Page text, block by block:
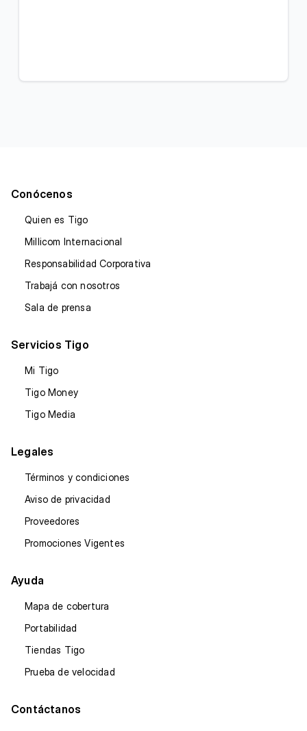
Conócenos
Quien es Tigo
Millicom Internacional
Responsabilidad Corporativa
Trabajá con nosotros
Sala de prensa
Servicios Tigo
Mi Tigo
Tigo Money
Tigo Media
Legales
Términos y condiciones
Aviso de privacidad
Proveedores
Promociones Vigentes
Ayuda
Mapa de cobertura
Portabilidad
Tiendas Tigo
Prueba de velocidad
Contáctanos